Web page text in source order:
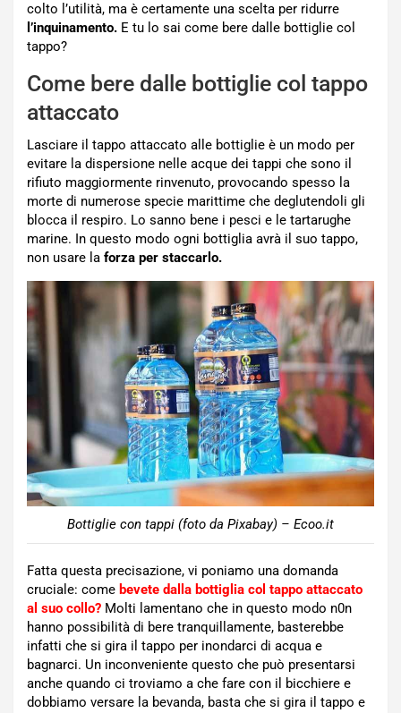
colto l’utilità, ma è certamente una scelta per ridurre
l’inquinamento. E tu lo sai come bere dalle bottiglie col
tappo?
Come bere dalle bottiglie col tappo
attaccato
Lasciare il tappo attaccato alle bottiglie è un modo per
evitare la dispersione nelle acque dei tappi che sono il
rifiuto maggiormente rinvenuto, provocando spesso la
morte di numerose specie marittime che deglutendoli gli
blocca il respiro. Lo sanno bene i pesci e le tartarughe
marine. In questo modo ogni bottiglia avrà il suo tappo,
non usare la forza per staccarlo.
Bottiglie con tappi (foto da Pixabay) – Ecoo.it
Fatta questa precisazione, vi poniamo una domanda
cruciale: come bevete dalla bottiglia col tappo attaccato
al suo collo? Molti lamentano che in questo modo n0n
hanno possibilità di bere tranquillamente, basterebbe
infatti che si gira il tappo per inondarci di acqua e
bagnarci. Un inconveniente questo che può presentarsi
anche quando ci troviamo a che fare con il bicchiere e
dobbiamo versare la bevanda, basta che si gira il tappo e